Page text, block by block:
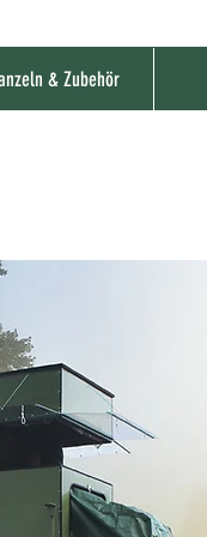
& Zubehör